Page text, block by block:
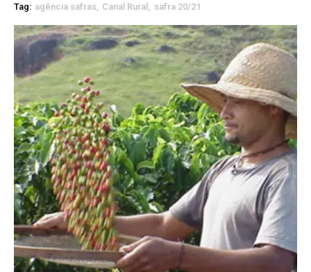
Tag: agência safras Canal Rural safra 20/21